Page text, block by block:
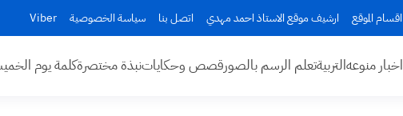
اقسام الموقع ارشيف موقع الاستاذ احمد مهدي اتصل بنا سياسة الخصوصية Viber
اخبار منوعهالتربيةتعلم الرسم بالصورقصص وحكاياتنبذة مختصرةكلمة يوم